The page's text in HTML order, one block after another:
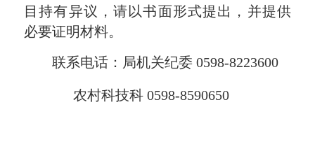
目持有异议，请以书面形式提出，并提供
必要证明材料。
联系电话：局机关纪委 0598-8223600
农村科技科 0598-8590650